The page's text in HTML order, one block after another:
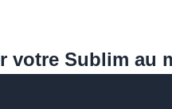
votre Sublim au